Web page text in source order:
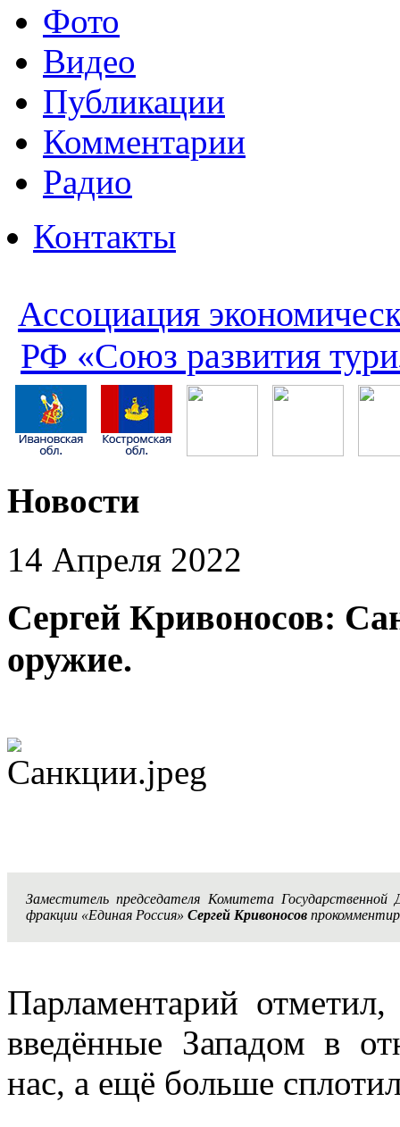
Фото
Видео
Публикации
Комментарии
Радио
Контакты
Ассоциация
РФ «Союз развития
Новости
14 Апреля 2022
Сергей Кривоносов:
оружие.
Заместитель председателя Комитета
фракции «Единая Россия» Сергей Кривоносов
Парламентарий
введённые Западом в
нас, а ещё больше